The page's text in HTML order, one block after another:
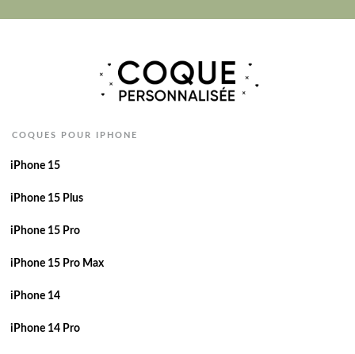
COQUES POUR IPHONE
iPhone 15
iPhone 15 Plus
iPhone 15 Pro
iPhone 15 Pro Max
iPhone 14
iPhone 14 Pro